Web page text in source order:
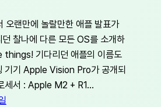
랜만에 놀랄만한 애플 발표가
찰나에 다른 모든 OS를 소개하
things! 기다리던 애플의 이름도
기기 Apple Vision Pro가 공개되
세서 : Apple M2 + R1…